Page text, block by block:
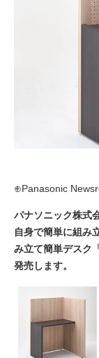
⊕Panasonic
パナソニック株式
自身で簡単に組み
み立て簡単デスク
発売します。